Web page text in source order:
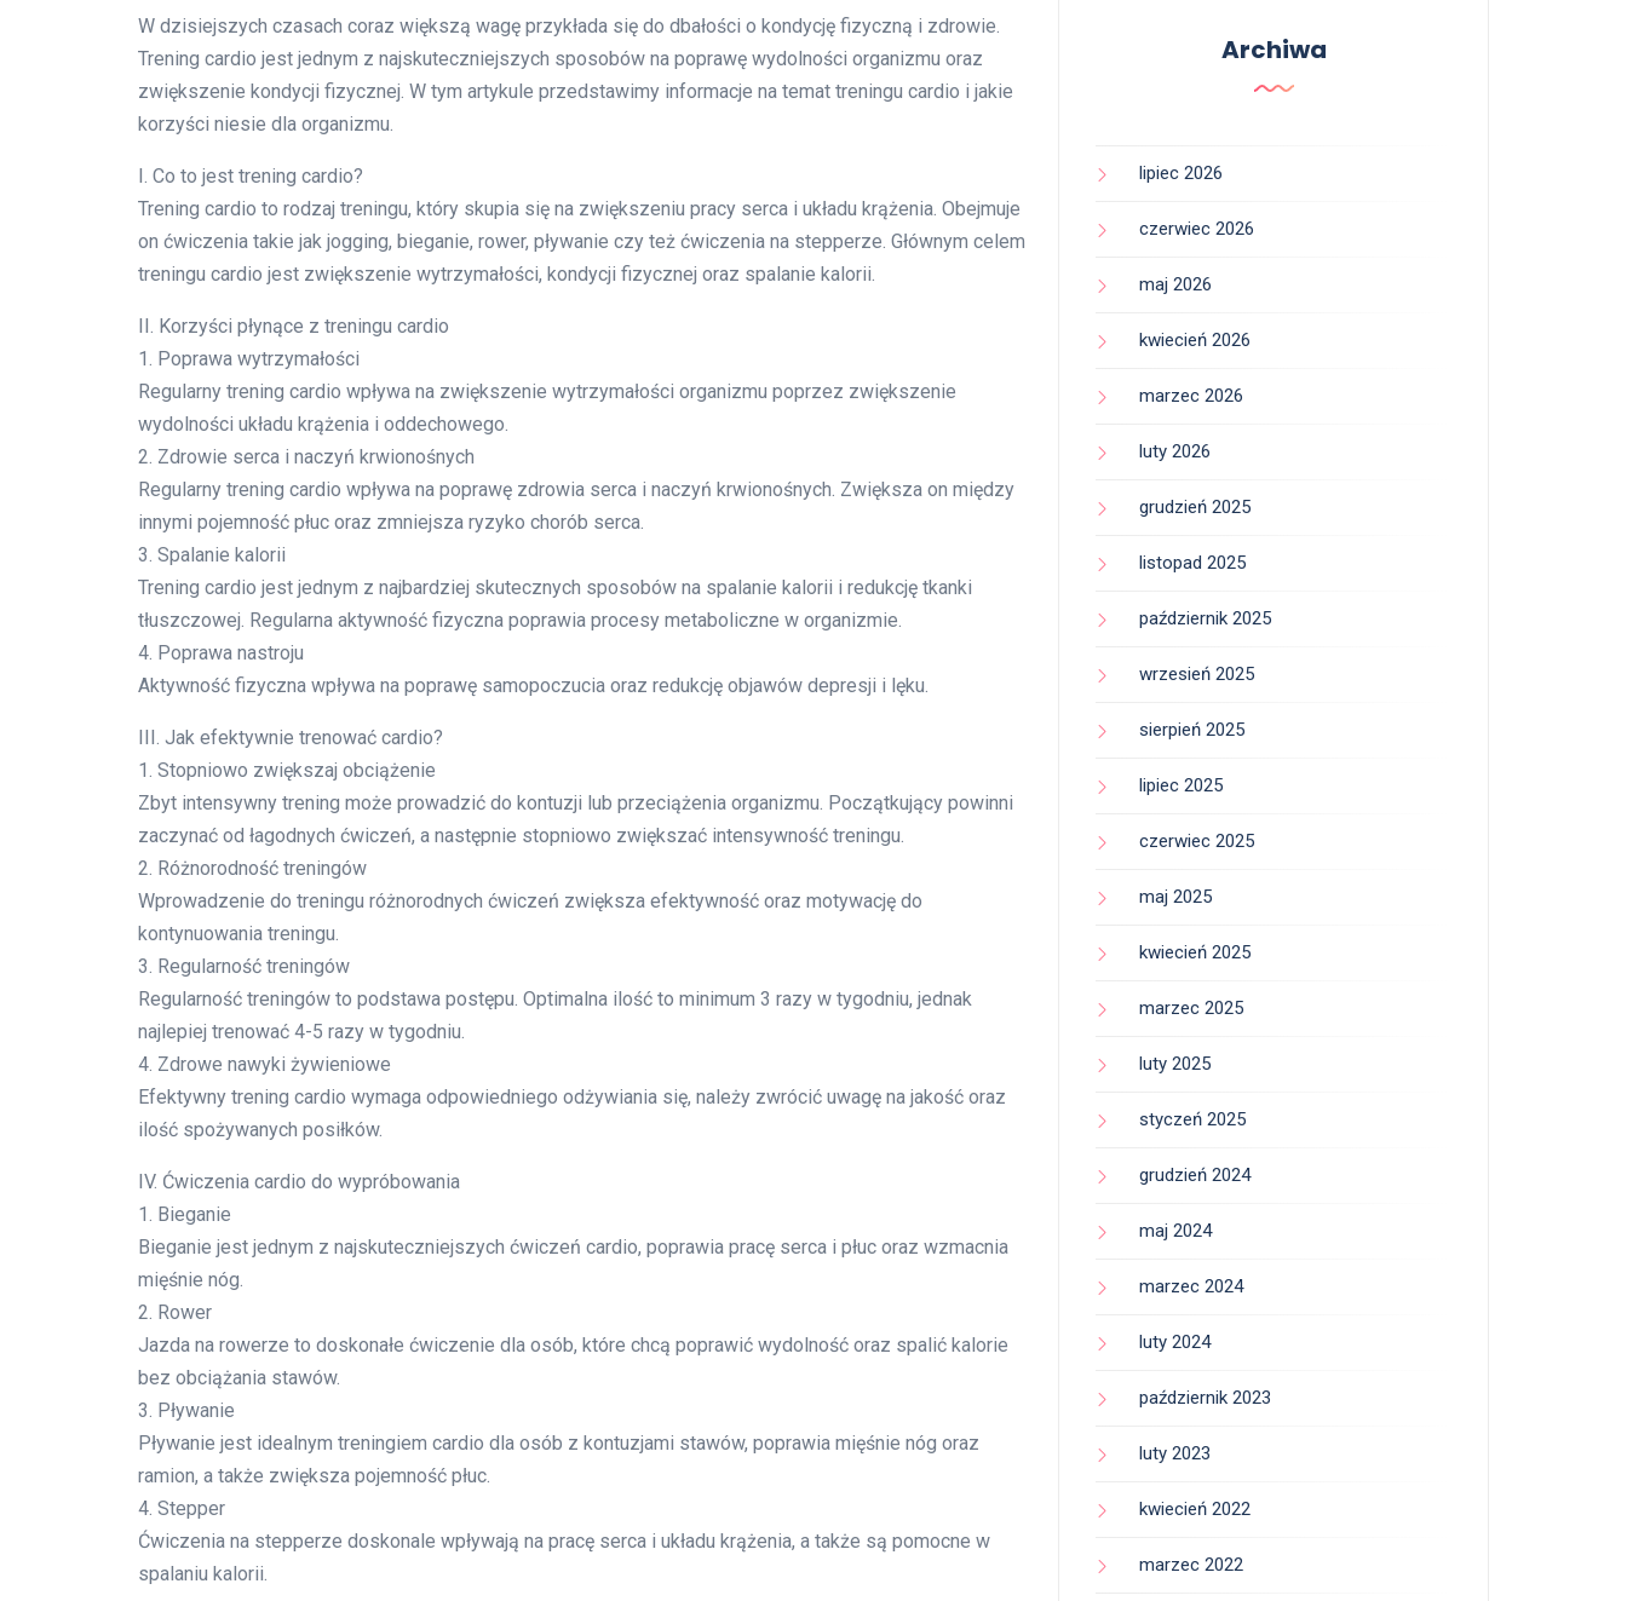
W dzisiejszych czasach coraz większą wagę przykłada się do dbałości o kondycję fizyczną i zdrowie.
Trening cardio jest jednym z najskuteczniejszych sposobów na poprawę wydolności organizmu oraz
zwiększenie kondycji fizycznej. W tym artykule przedstawimy informacje na temat treningu cardio i jakie
korzyści niesie dla organizmu.
I. Co to jest trening cardio?
Trening cardio to rodzaj treningu, który skupia się na zwiększeniu pracy serca i układu krążenia. Obejmuje
on ćwiczenia takie jak jogging, bieganie, rower, pływanie czy też ćwiczenia na stepperze. Głównym celem
treningu cardio jest zwiększenie wytrzymałości, kondycji fizycznej oraz spalanie kalorii.
II. Korzyści płynące z treningu cardio
1. Poprawa wytrzymałości
Regularny trening cardio wpływa na zwiększenie wytrzymałości organizmu poprzez zwiększenie
wydolności układu krążenia i oddechowego.
2. Zdrowie serca i naczyń krwionośnych
Regularny trening cardio wpływa na poprawę zdrowia serca i naczyń krwionośnych. Zwiększa on między
innymi pojemność płuc oraz zmniejsza ryzyko chorób serca.
3. Spalanie kalorii
Trening cardio jest jednym z najbardziej skutecznych sposobów na spalanie kalorii i redukcję tkanki
tłuszczowej. Regularna aktywność fizyczna poprawia procesy metaboliczne w organizmie.
4. Poprawa nastroju
Aktywność fizyczna wpływa na poprawę samopoczucia oraz redukcję objawów depresji i lęku.
III. Jak efektywnie trenować cardio?
1. Stopniowo zwiększaj obciążenie
Zbyt intensywny trening może prowadzić do kontuzji lub przeciążenia organizmu. Początkujący powinni
zaczynać od łagodnych ćwiczeń, a następnie stopniowo zwiększać intensywność treningu.
2. Różnorodność treningów
Wprowadzenie do treningu różnorodnych ćwiczeń zwiększa efektywność oraz motywację do
kontynuowania treningu.
3. Regularność treningów
Regularność treningów to podstawa postępu. Optimalna ilość to minimum 3 razy w tygodniu, jednak
najlepiej trenować 4-5 razy w tygodniu.
4. Zdrowe nawyki żywieniowe
Efektywny trening cardio wymaga odpowiedniego odżywiania się, należy zwrócić uwagę na jakość oraz
ilość spożywanych posiłków.
IV. Ćwiczenia cardio do wypróbowania
1. Bieganie
Bieganie jest jednym z najskuteczniejszych ćwiczeń cardio, poprawia pracę serca i płuc oraz wzmacnia
mięśnie nóg.
2. Rower
Jazda na rowerze to doskonałe ćwiczenie dla osób, które chcą poprawić wydolność oraz spalić kalorie
bez obciążania stawów.
3. Pływanie
Pływanie jest idealnym treningiem cardio dla osób z kontuzjami stawów, poprawia mięśnie nóg oraz
ramion, a także zwiększa pojemność płuc.
4. Stepper
Ćwiczenia na stepperze doskonale wpływają na pracę serca i układu krążenia, a także są pomocne w
spalaniu kalorii.
Archiwa
lipiec 2026
czerwiec 2026
maj 2026
kwiecień 2026
marzec 2026
luty 2026
grudzień 2025
listopad 2025
październik 2025
wrzesień 2025
sierpień 2025
lipiec 2025
czerwiec 2025
maj 2025
kwiecień 2025
marzec 2025
luty 2025
styczeń 2025
grudzień 2024
maj 2024
marzec 2024
luty 2024
październik 2023
luty 2023
kwiecień 2022
marzec 2022